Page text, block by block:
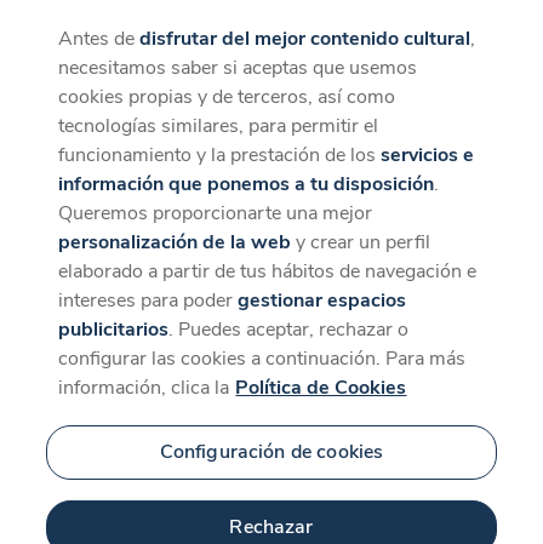
CaixaForum+
La mejor experiencia desde la App
Descargar
Antes dedisfrutar del mejor contenido cultural,
necesitamos saber si aceptas que usemos
cookies propias y de terceros, así como
tecnologías similares, para permitir el
funcionamiento y la prestación de losservicios e
información que ponemos a tu disposición.
Queremos proporcionarte una mejor
personalización de la web y crear un perfil
elaborado a partir de tus hábitos de navegación e
intereses para podergestionar espacios
publicitarios. Puedes aceptar, rechazar o
configurar las cookies a continuación. Para más
información, clica la Política de Cookies
Configuración de cookies
Rechazar